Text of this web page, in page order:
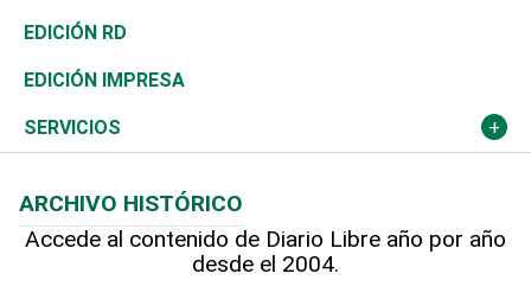
Ocenanía
Caribe
Resto del mundo
Telecom.
Global y variable
Economía personal
Sociales
Novedades
Podcast Arte Libre
Hablando con el pediatra
Tenis
Olimpismo
Más deportes
Línea de hit
El Espía
Noticiero Poteleche
Columnistas
Historia
Martes de tecnología
Cambio climático
Revista
Deportes
Opinión
Hecho en casa
EDICIÓN RD
EDICIÓN IMPRESA
SERVICIOS
Cumpleaños
ARCHIVO HISTÓRICO
Accede al contenido de Diario Libre año por año
desde el 2004.